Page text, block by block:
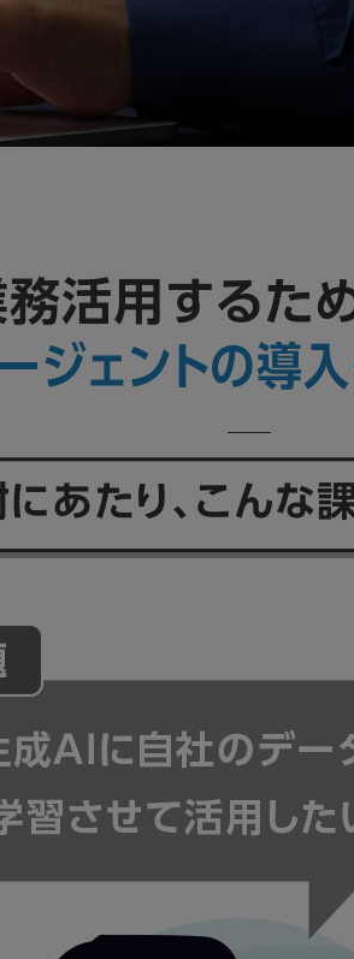
活用するた
ジェントの導
あたり、 こんな